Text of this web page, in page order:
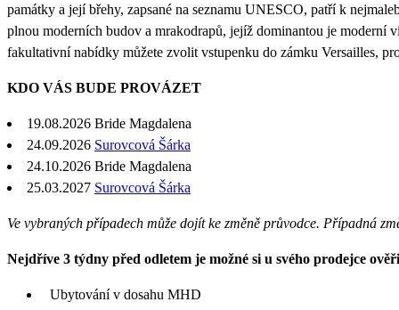
památky a její břehy, zapsané na seznamu UNESCO, patří k
plnou moderních budov a mrakodrapů, jejíž dominantou je
fakultativní nabídky můžete zvolit vstupenku do zámku Versailles,
KDO VÁS BUDE PROVÁZET
19.08.2026 Bride Magdalena
24.09.2026 Surovcová Šárka
24.10.2026 Bride Magdalena
25.03.2027 Surovcová Šárka
Ve vybraných případech může dojít ke změně průvodce. Případná
Nejdříve 3 týdny před odletem je možné si u svého prodejce
Ubytování v dosahu MHD